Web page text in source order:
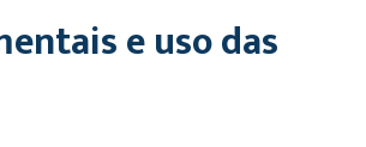
e uso das